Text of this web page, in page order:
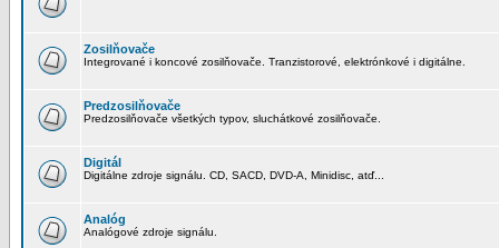
Zosilňovače
Integrované i koncové zosilňovače. Tranzistorové, elektrónkové i digitálne.
Predzosilňovače
Predzosilňovače všetkých typov, sluchátkové zosilňovače.
Digitál
Digitálne zdroje signálu. CD, SACD, DVD-A, Minidisc, atď...
Analóg
Analógové zdroje signálu.